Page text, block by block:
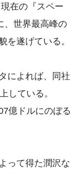
在の『スペー
、世界最高峰の
を遂げている。
によれば、同社
している。
億ドルにのぼる
って得た潤沢な